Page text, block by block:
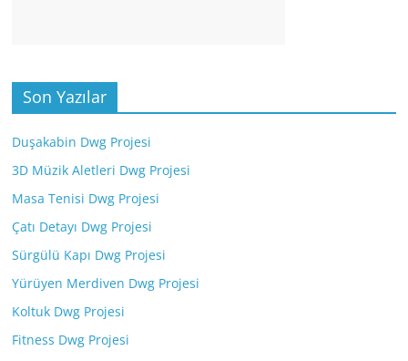
Son Yazılar
Duşakabin Dwg Projesi
3D Müzik Aletleri Dwg Projesi
Masa Tenisi Dwg Projesi
Çatı Detayı Dwg Projesi
Sürgülü Kapı Dwg Projesi
Yürüyen Merdiven Dwg Projesi
Koltuk Dwg Projesi
Fitness Dwg Projesi